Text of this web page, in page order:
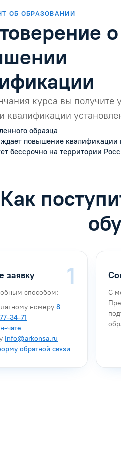
ОБ ОБРАЗОВАНИИ
о
курса вы получите
квалификации
образца
повышение квалификации
бессрочно на территории
Как
заявку
способом:
номеру 8
34-71
чате
info@arkonsa.ru
обратной связи
С